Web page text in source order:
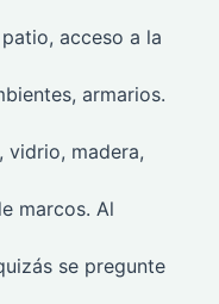
acceso a la
armarios.
vidrio, madera,
marcos. Al
se pregunte